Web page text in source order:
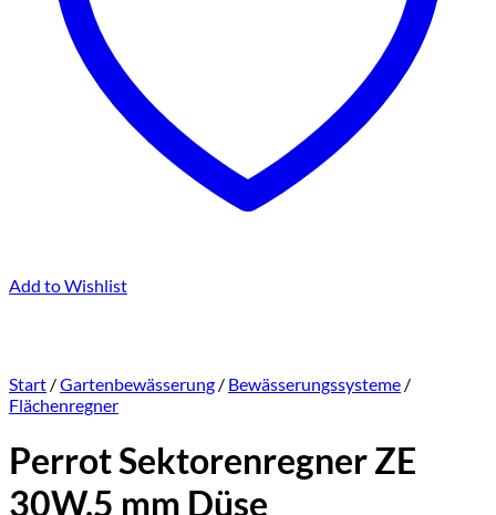
Add to Wishlist
Start /Gartenbewässerung / Bewässerungssysteme /
Flächenregner
Perrot Sektorenregner ZE
30W,5 mm Düse